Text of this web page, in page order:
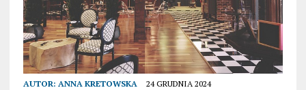
AUTOR: ANNA KRETOWSKA 24 GRUDNIA 2024